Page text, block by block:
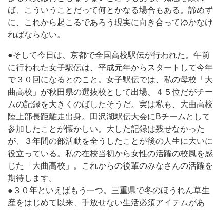
ば、こういうことだって何とかなる場合もある。諦めず
に、これから起こるであろう現実に向き合ってゆかなけ
ればならない。
●そして今日は、京都で全国高校駅伝が行われた。午前
に行われた女子駅伝は、平成元年からスタートして今年
で３０回になるとのこと。女子駅伝では、私の母校「大
曲高校」が秋田県の選抜校として出場、４５位だがチー
ムの記録を大きくのばしたそうだ。実は私も、大曲高校
陸上部長距離走出身。田沢湖駅伝大会にBチームとして
参加したことが懐かしい。大した記録は残せなかった
が、３年間の部活動を全うしたことが後の人生に大いに
役立っている。私の在校当初から女性の活躍の校風を感
じた「大曲高校」。これからの後輩のみなさんの活躍を
期待します。
●３０年といえばもう一つ。三重県で冬のほうれん草生
産をはじめて以来、手放せない生活必須アイテムがあ